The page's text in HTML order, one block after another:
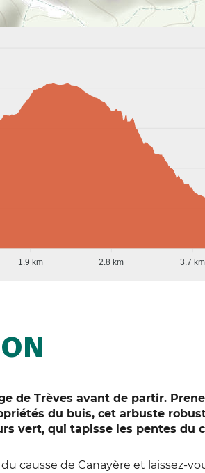
1.9 km 2.8 km 3.7 km
de Trèves avant de partir.
du buis, cet arbuste
vert, qui tapisse les pentes du
causse de Canayère et laissez-